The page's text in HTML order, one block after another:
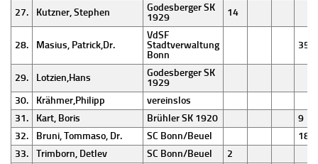
27.
Kutzner, Stephen
Godesberger SK
1929
14
28. Masius, Patrick,Dr.
VdSF
Stadtverwaltung
Bonn
35
29. Lotzien,Hans
Godesberger SK
1929
30.
Krähmer,Philipp
vereinslos
31.
Kart, Boris Brühler SK 1920
9
32.
Bruni, Tommaso, Dr. SC Bonn/Beuel
18
33.
Trimborn, Detlev SC Bonn/Beuel
2